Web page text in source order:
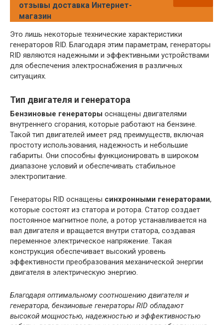
отзывы доставка Интернет-
магазин
Это лишь некоторые технические характеристики
генераторов RID. Благодаря этим параметрам, генераторы
RID являются надежными и эффективными устройствами
для обеспечения электроснабжения в различных
ситуациях.
Тип двигателя и генератора
Бензиновые генераторы оснащены двигателями
внутреннего сгорания, которые работают на бензине.
Такой тип двигателей имеет ряд преимуществ, включая
простоту использования, надежность и небольшие
габариты. Они способны функционировать в широком
диапазоне условий и обеспечивать стабильное
электропитание.
Генераторы RID оснащены синхронными генераторами,
которые состоят из статора и ротора. Статор создает
постоянное магнитное поле, а ротор устанавливается на
вал двигателя и вращается внутри статора, создавая
переменное электрическое напряжение. Такая
конструкция обеспечивает высокий уровень
эффективности преобразования механической энергии
двигателя в электрическую энергию.
Благодаря оптимальному соотношению двигателя и
генератора, бензиновые генераторы RID обладают
высокой мощностью, надежностью и эффективностью